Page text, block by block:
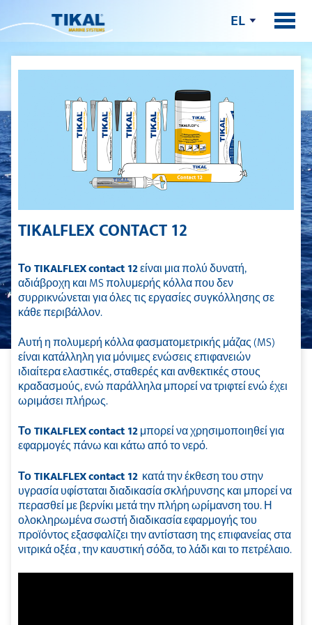
EL
TIKALFLEX CONTACT 12
ΤοTIKALFLEXcontact12είναι μια πολύ δυνατή,
αδιάβροχη και MS πολυμερής κόλλα που δεν
συρρικνώνεται για όλες τις εργασίες συγκόλλησης σε
κάθε περιβάλλον.
Αυτή η πολυμερή κόλλα φασματομετρικής μάζας (MS)
είναι κατάλληλη για μόνιμες ενώσεις επιφανειών
ιδιαίτερα ελαστικές, σταθερές και ανθεκτικές στους
κραδασμούς, ενώ παράλληλα μπορεί να τριφτεί ενώ έχει
ωριμάσει πλήρως.
ΤοTIKALFLEXcontact12μπορεί να χρησιμοποιηθεί για
εφαρμογές πάνω και κάτω από το νερό.
ΤοTIKALFLEXcontact12 κατά την έκθεση του στην
υγρασία υφίσταται διαδικασία σκλήρυνσης και μπορεί να
περασθεί με βερνίκι μετά την πλήρη ωρίμανση του. Η
ολοκληρωμένα σωστή διαδικασία εφαρμογής του
προϊόντος εξασφαλίζει την αντίσταση της επιφανείας στα
νιτρικά οξέα , την καυστική σόδα, το λάδι και το πετρέλαιο.